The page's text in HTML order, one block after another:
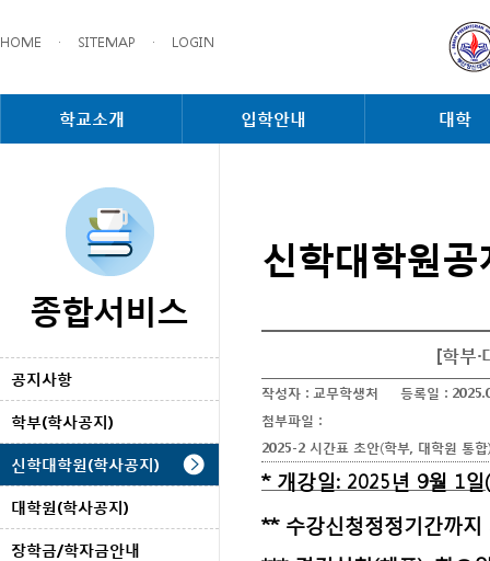
HOME · SITEMAP · LOGIN
학교소개 입학안내 대학
종합서비스
공지사항
학부(학사공지)
신학대학원(학사공지)
대학원(학사공지)
장학금/학자금안내
신학대학원
[학부
작성자 : 교무학생처 등록일 :
첨부파일 :
2025-2 시간표 초안(학부, 대학원 통
* 개강일: 2025년 9월 1일
** 수강신청정정기간까지